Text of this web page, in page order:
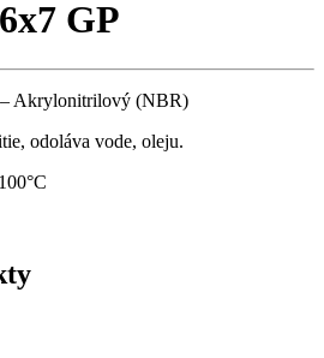
GP
– Akrylonitrilový (NBR)
odoláva vode, oleju.